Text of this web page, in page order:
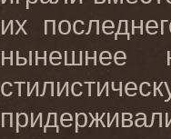
их
нынешнее